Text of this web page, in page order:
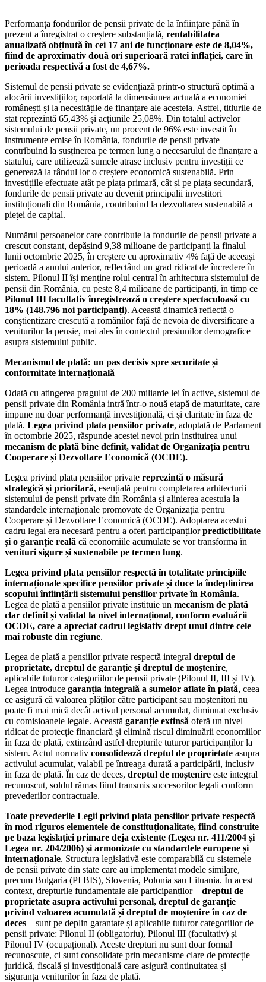
Performanța fondurilor de pensii private de la înființare până în
prezent a înregistrat o creștere substanțială, rentabilitatea
anualizată obținută în cei 17 ani de funcționare este de 8,04%,
fiind de aproximativ două ori superioară ratei inflației, care în
perioada respectivă a fost de 4,67%.
Sistemul de pensii private se evidențiază printr-o structură optimă a
alocării investițiilor, raportată la dimensiunea actuală a economiei
românești și la necesitățile de finanțare ale acesteia. Astfel, titlurile de
stat reprezintă 65,43% și acțiunile 25,08%. Din totalul activelor
sistemului de pensii private, un procent de 96% este investit în
instrumente emise în România, fondurile de pensii private
contribuind la susținerea pe termen lung a necesarului de finanțare a
statului, care utilizează sumele atrase inclusiv pentru investiții ce
generează la rândul lor o creștere economică sustenabilă. Prin
investițiile efectuate atât pe piața primară, cât și pe piața secundară,
fondurile de pensii private au devenit principalii investitori
instituționali din România, contribuind la dezvoltarea sustenabilă a
pieței de capital.
Numărul persoanelor care contribuie la fondurile de pensii private a
crescut constant, depășind 9,38 milioane de participanți la finalul
lunii octombrie 2025, în creștere cu aproximativ 4% față de aceeași
perioadă a anului anterior, reflectând un grad ridicat de încredere în
sistem. Pilonul II își menține rolul central în arhitectura sistemului de
pensii din România, cu peste 8,4 milioane de participanți, în timp ce
Pilonul III facultativ înregistrează o creștere spectaculoasă cu
18% (148.796 noi participanți). Această dinamică reflectă o
conștientizare crescută a românilor față de nevoia de diversificare a
veniturilor la pensie, mai ales în contextul presiunilor demografice
asupra sistemului public.
Mecanismul de plată: un pas decisiv spre securitate și
conformitate internațională
Odată cu atingerea pragului de 200 miliarde lei în active, sistemul de
pensii private din România intră într-o nouă etapă de maturitate, care
impune nu doar performanță investițională, ci și claritate în faza de
plată. Legea privind plata pensiilor private, adoptată de Parlament
în octombrie 2025, răspunde acestei nevoi prin instituirea unui
mecanism de plată bine definit, validat de Organizația pentru
Cooperare și Dezvoltare Economică (OCDE).
Legea privind plata pensiilor private reprezintă o măsură
strategică și prioritară, esențială pentru completarea arhitecturii
sistemului de pensii private din România și alinierea acestuia la
standardele internaționale promovate de Organizația pentru
Cooperare și Dezvoltare Economică (OCDE). Adoptarea acestui
cadru legal era necesară pentru a oferi participanțilorpredictibilitate
și o garanție reală că economiile acumulate se vor transforma în
venituri sigure și sustenabile pe termen lung.
Legea privind plata pensiilor respectă în totalitate principiile
internaționale specifice pensiilor private și duce la îndeplinirea
scopului înființării sistemului pensiilor private în România.
Legea de plată a pensiilor private instituie un mecanism de plată
clar definit și validat la nivel internațional, conform evaluării
OCDE, care a apreciat cadrul legislativ drept unul dintre cele
mai robuste din regiune.
Legea de plată a pensiilor private respectă integral dreptul de
proprietate, dreptul de garanție și dreptul de moștenire,
aplicabile tuturor categoriilor de pensii private (Pilonul II, III și IV).
Legea introduce garanția integrală a sumelor aflate în plată, ceea
ce asigură că valoarea plăților către participant sau moștenitori nu
poate fi mai mică decât activul personal acumulat, diminuat exclusiv
cu comisioanele legale. Această garanție extinsă oferă un nivel
ridicat de protecție financiară și elimină riscul diminuării economiilor
în faza de plată, extinzând astfel drepturile tuturor participanților la
sistem. Actul normativ consolidează dreptul de proprietate asupra
activului acumulat, valabil pe întreaga durată a participării, inclusiv
în faza de plată. În caz de deces, dreptul de moștenire este integral
recunoscut, soldul rămas fiind transmis succesorilor legali conform
prevederilor contractuale.
Toate prevederile Legii privind plata pensiilor private respectă
în mod riguros elementele de constituționalitate, fiind construite
pe baza legislației primare deja existente (Legea nr. 411/2004 și
Legea nr. 204/2006) și armonizate cu standardele europene și
internaționale. Structura legislativă este comparabilă cu sistemele
de pensii private din state care au implementat modele similare,
precum Bulgaria (PI BIS), Slovenia, Polonia sau Lituania. În acest
context, drepturile fundamentale ale participanților – dreptul de
proprietate asupra activului personal, dreptul de garanție
privind valoarea acumulată și dreptul de moștenire în caz de
deces – sunt pe deplin garantate și aplicabile tuturor categoriilor de
pensii private: Pilonul II (obligatoriu), Pilonul III (facultativ) și
Pilonul IV (ocupațional). Aceste drepturi nu sunt doar formal
recunoscute, ci sunt consolidate prin mecanisme clare de protecție
juridică, fiscală și investițională care asigură continuitatea și
siguranța veniturilor în faza de plată.